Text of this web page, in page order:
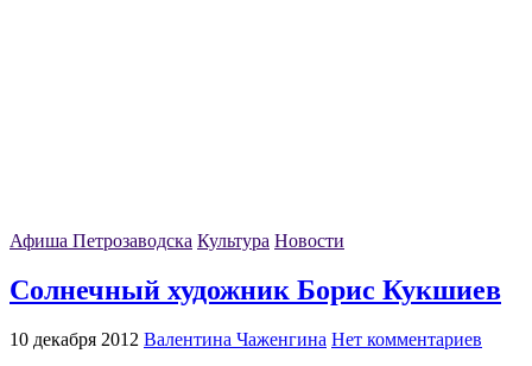
Афиша Петрозаводска Культура Новости
Солнечный художник Борис Кукшиев
10 декабря 2012 Валентина Чаженгина Нет комментариев